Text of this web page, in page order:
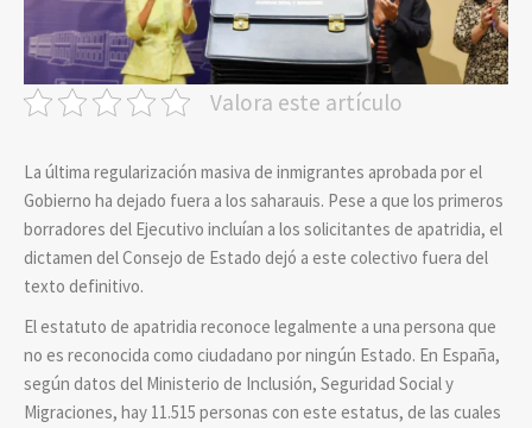
Valora este artículo
La última regularización masiva de inmigrantes aprobada por el
Gobierno ha dejado fuera a los saharauis. Pese a que los primeros
borradores del Ejecutivo incluían a los solicitantes de apatridia, el
dictamen del Consejo de Estado dejó a este colectivo fuera del
texto definitivo.
El estatuto de apatridia reconoce legalmente a una persona que
no es reconocida como ciudadano por ningún Estado. En España,
según datos del Ministerio de Inclusión, Seguridad Social y
Migraciones, hay 11.515 personas con este estatus, de las cuales